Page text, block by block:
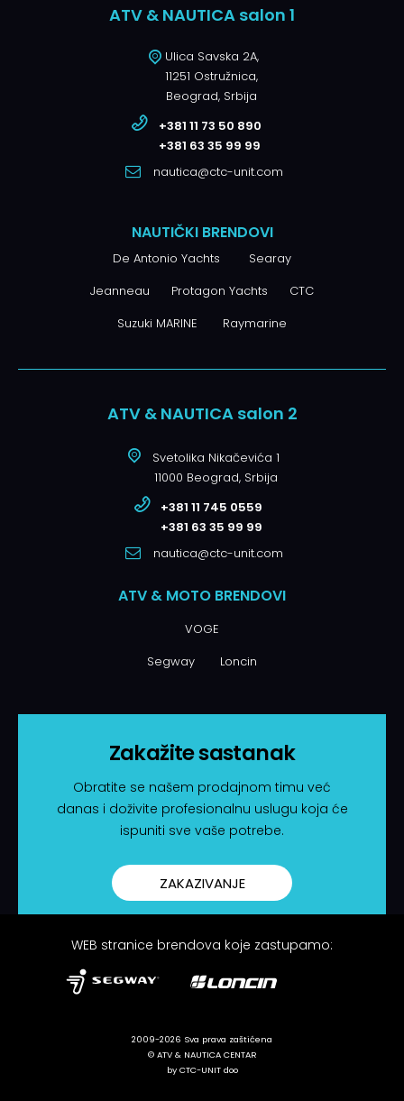
ATV & NAUTICA salon 1
Ulica Savska 2A,
11251 Ostružnica,
Beograd, Srbija
+381 11 73 50 890
+381 63 35 99 99
nautica@ctc-unit.com
NAUTIČKI BRENDOVI
De Antonio Yachts
Searay
Jeanneau Protagon Yachts
CTC
Suzuki MARINE Raymarine
ATV & NAUTICA salon 2
Svetolika Nikačevića 1
11000 Beograd, Srbija
+381 11 745 0559
+381 63 35 99 99
nautica@ctc-unit.com
ATV & MOTO BRENDOVI
VOGE
Segway Loncin
Zakažite sastanak
Obratite se našem prodajnom timu već
danas i doživite profesionalnu uslugu koja će
ispuniti sve vaše potrebe.
ZAKAZIVANJE
WEB stranice brendova koje zastupamo:
2009-2026 Sva prava zaštićena
© ATV & NAUTICA CENTAR
by CTC-UNIT doo